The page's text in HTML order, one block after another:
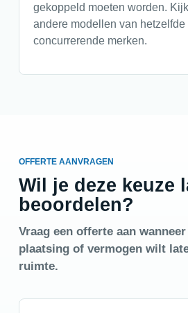
gekoppeld moeten worden.
andere modellen van hetzelfde
concurrerende merken.
OFFERTE AANVRAGEN
Wil je deze keuze
beoordelen?
Vraag een offerte aan
plaatsing of vermogen wilt
ruimte.